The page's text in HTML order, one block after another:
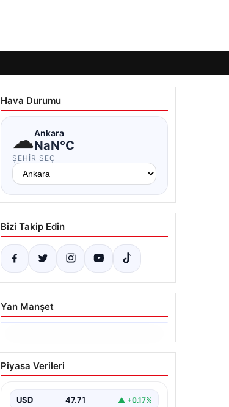
Hava Durumu
☁Ankara
NaN°C
ŞEHIR SEÇ
Bizi Takip Edin
Yan Manşet
06.08.2026
Hakkında icra takibi
başlatan avukatı
belli oldu
Piyasa Verileri
USD 47.71 ▲ +0.17%